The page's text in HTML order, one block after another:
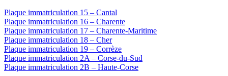
Plaque immatriculation 15 – Cantal
Plaque immatriculation 16 – Charente
Plaque immatriculation 17 – Charente-Maritime
Plaque immatriculation 18 – Cher
Plaque immatriculation 19 – Corrèze
Plaque immatriculation 2A – Corse-du-Sud
Plaque immatriculation 2B – Haute-Corse